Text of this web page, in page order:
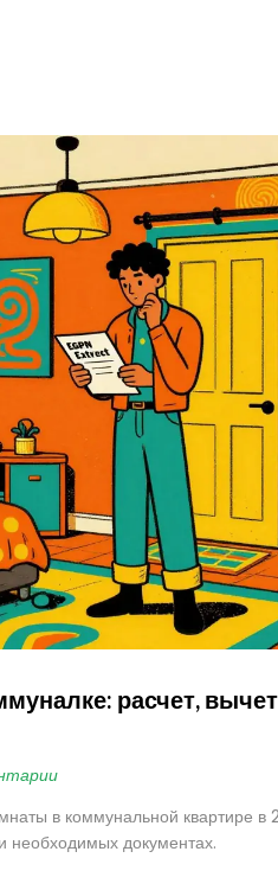
расчет,
в коммунальной квартире в
необходимых документах.